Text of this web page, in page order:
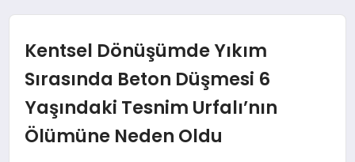
EKONOMI
SPOR
MAGAZIN
Kentsel Dönüşümde Yıkım
Sırasında Beton Düşmesi 6
Yaşındaki Tesnim Urfalı’nın
Ölümüne Neden Oldu